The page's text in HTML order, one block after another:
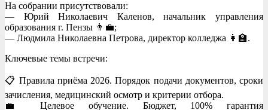
На собрании присутствовали:
— Юрий Николаевич Каленов, начальник управления
образования г. Пензы 👨‍💼;
— Людмила Николаевна Петрова, директор колледжа 👩‍🏫.
Ключевые темы встречи:
📋 Правила приёма 2026. Порядок подачи документов, сроки
зачисления, медицинский осмотр и критерии отбора.
💼 Целевое обучение. Бюджет, 100% гарантия